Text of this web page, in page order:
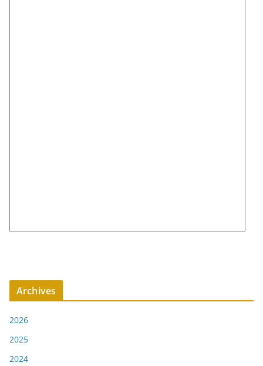
Archives
2026
2025
2024